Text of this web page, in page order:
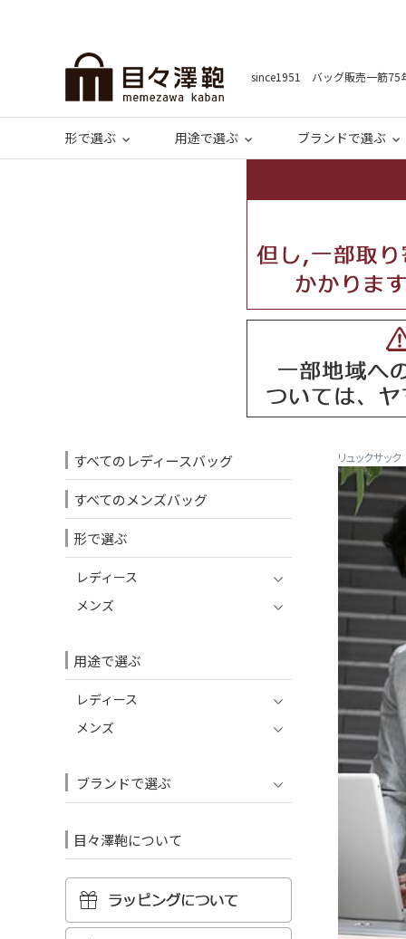
since1951 バッグ販売一筋75
形で選ぶ 用途で選ぶ ブランドで選ぶ
すべてのレディースバッグ
すべてのメンズバッグ
形で選ぶ
レディース
メンズ
用途で選ぶ
レディース
メンズ
ブランドで選ぶ
目々澤鞄について
リュックサッ